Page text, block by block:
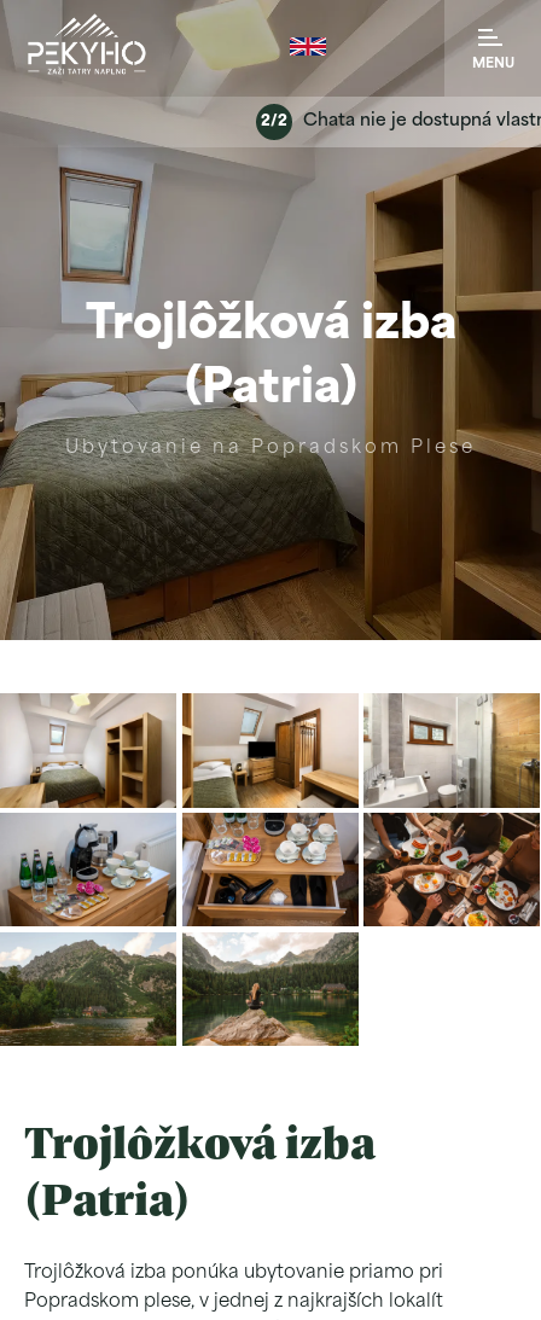
MENU
Chata nie je dostupná vlastným
Chata pod Soliskom
Zobraziť
Après-ski & PEKYHO
Restaurant
Zobraziť
Trojlôžková izba
(Patria)
Ubytovanie na Popradskom Plese
Trojlôžková izba
(Patria)
Trojlôžková izba ponúka ubytovanie priamo pri
Popradskom plese, v jednej z najkrajších lokalít